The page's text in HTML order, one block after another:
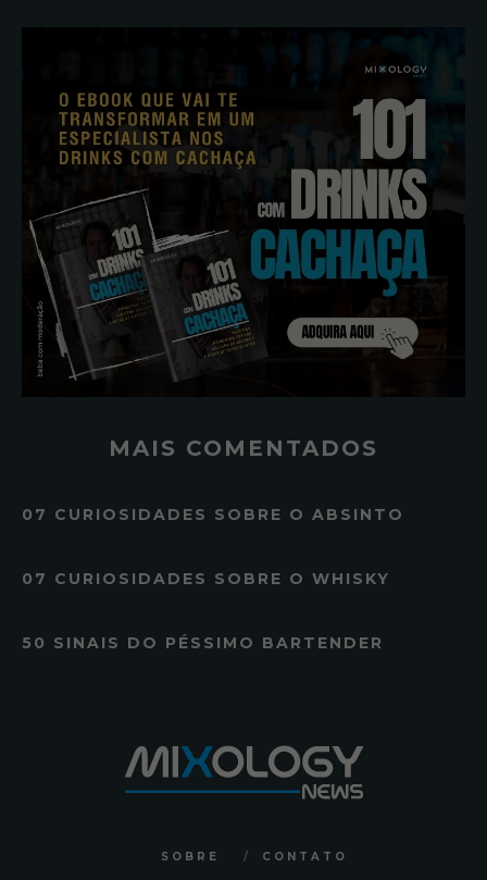
MAIS COMENTADOS
07 CURIOSIDADES SOBRE O ABSINTO
07 CURIOSIDADES SOBRE O WHISKY
50 SINAIS DO PÉSSIMO BARTENDER
SOBRE CONTATO